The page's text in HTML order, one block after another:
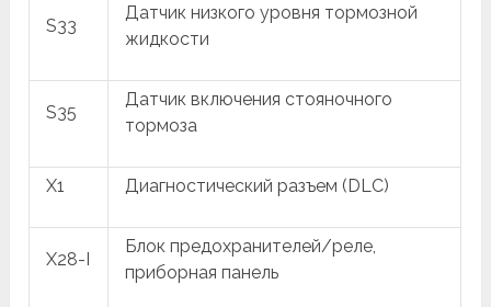
S33
Датчик низкого уровня тормозной
жидкости
S35
Датчик включения стояночного
тормоза
X1 Диагностический разъем (DLC)
X28-I
Блок предохранителей/реле,
приборная панель